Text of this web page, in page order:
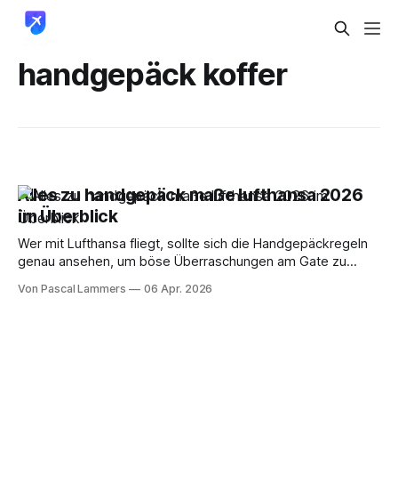
handgepäck koffer
Alles zu handgepäck maße lufthansa 2026
im Überblick
Wer mit Lufthansa fliegt, sollte sich die Handgepäckregeln
genau ansehen, um böse Überraschungen am Gate zu
eindeutig. Grundsätzlich gilt für einen klassischen
Von Pascal Lammers 06 Apr. 2026